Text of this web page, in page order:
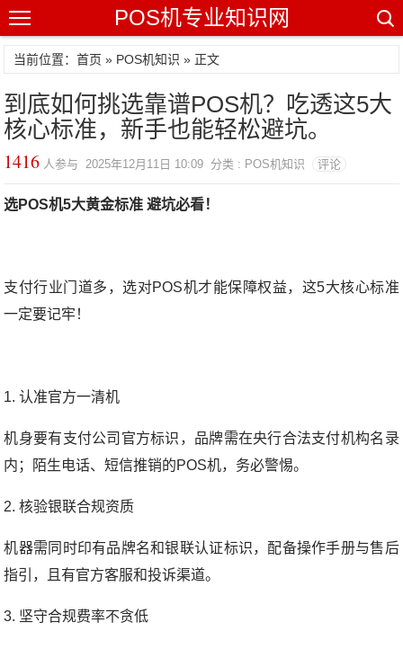
POS机专业知识网
当前位置：首页 » POS机知识 » 正文
到底如何挑选靠谱POS机？吃透这5大
核心标准，新手也能轻松避坑。
1416 人参与 2025年12月11日 10:09 分类 : POS机知识 评论
选POS机5大黄金标准 避坑必看！
支付行业门道多，选对POS机才能保障权益，这5大核心标准
一定要记牢！
1. 认准官方一清机
机身要有支付公司官方标识，品牌需在央行合法支付机构名录
内；陌生电话、短信推销的POS机，务必警惕。
2. 核验银联合规资质
机器需同时印有品牌名和银联认证标识，配备操作手册与售后
指引，且有官方客服和投诉渠道。
3. 坚守合规费率不贪低